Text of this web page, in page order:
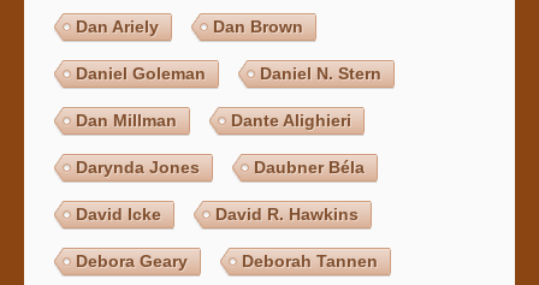
Dan Ariely Dan Brown
Daniel Goleman Daniel N. Stern
Dan Millman Dante Alighieri
Darynda Jones Daubner Béla
David Icke David R. Hawkins
Debora Geary Deborah Tannen